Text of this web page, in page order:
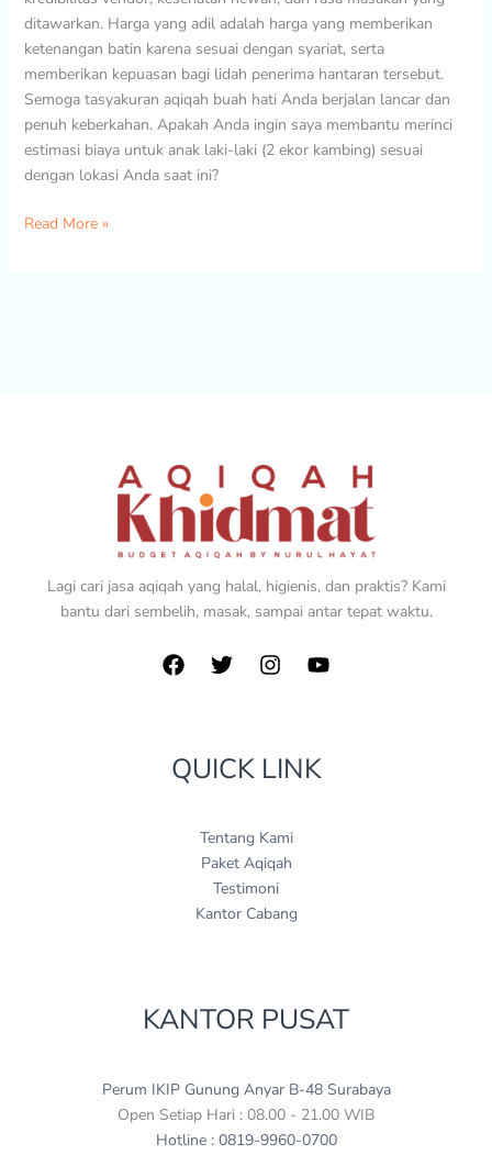
ditawarkan. Harga yang adil adalah harga yang memberikan
ketenangan batin karena sesuai dengan syariat, serta
memberikan kepuasan bagi lidah penerima hantaran tersebut.
Semoga tasyakuran aqiqah buah hati Anda berjalan lancar dan
penuh keberkahan. Apakah Anda ingin saya membantu merinci
estimasi biaya untuk anak laki-laki (2 ekor kambing) sesuai
dengan lokasi Anda saat ini?
Read More »
Lagi cari jasa aqiqah yang halal, higienis, dan praktis? Kami
bantu dari sembelih, masak, sampai antar tepat waktu.
QUICK LINK
Tentang Kami
Paket Aqiqah
Testimoni
Kantor Cabang
KANTOR PUSAT
Perum IKIP Gunung Anyar B-48 Surabaya
Open Setiap Hari : 08.00 - 21.00 WIB
Hotline : 0819-9960-0700